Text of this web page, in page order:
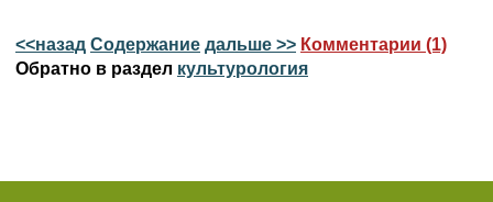
<<назад Содержание дальше >> Комментарии (1)
Обратно в раздел культурология